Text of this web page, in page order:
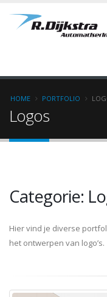
gaan
Kruimelpad
HOME PORTFOLIO
Logos
Categorie:
Hier vind je diverse
het ontwerpen van logo’s.